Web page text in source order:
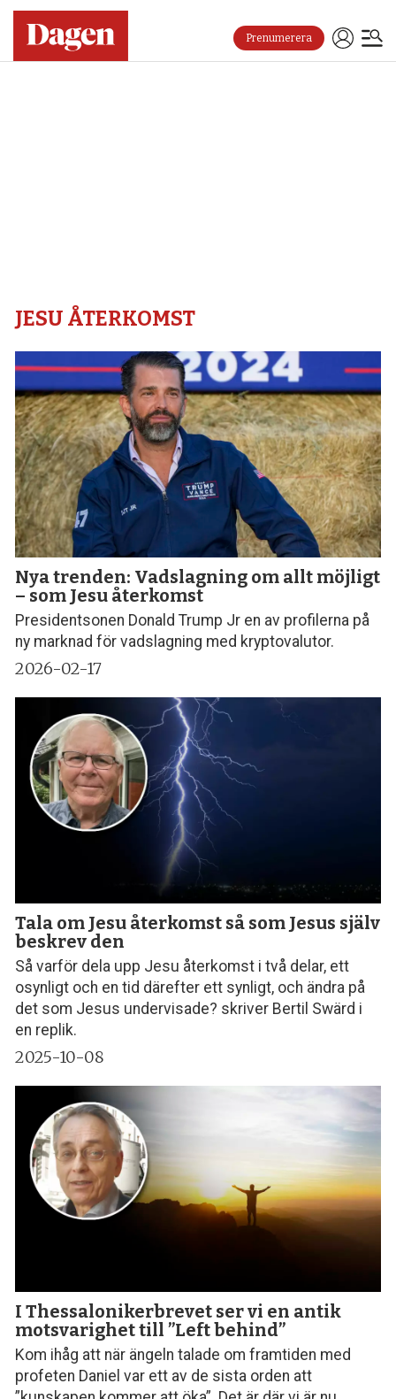
Prenumerera
JESU ÅTERKOMST
Nya trenden: Vadslagning om allt möjligt
– som Jesu återkomst
Presidentsonen Donald Trump Jr en av profilerna på
ny marknad för vadslagning med kryptovalutor.
2026-02-17
Tala om Jesu återkomst så som Jesus själv
beskrev den
Så varför dela upp Jesu återkomst i två delar, ett
osynligt och en tid därefter ett synligt, och ändra på
det som Jesus undervisade? skriver Bertil Swärd i
en replik.
2025-10-08
I Thessalonikerbrevet ser vi en antik
motsvarighet till ”Left behind”
Kom ihåg att när ängeln talade om framtiden med
profeten Daniel var ett av de sista orden att